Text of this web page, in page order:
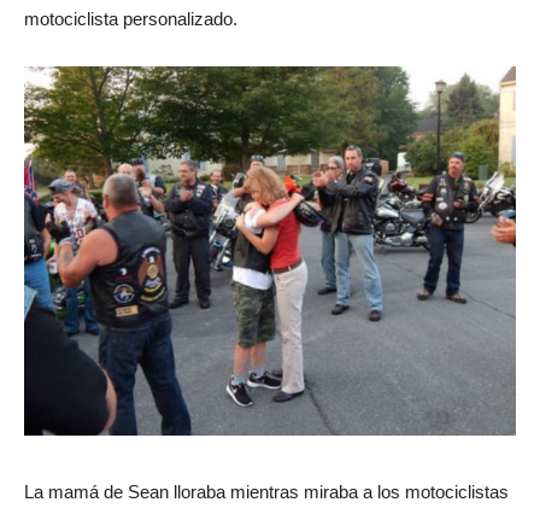
motociclista personalizado.
La mamá de Sean lloraba mientras miraba a los motociclistas